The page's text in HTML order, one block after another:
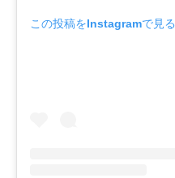
この投稿をInstagramで見る